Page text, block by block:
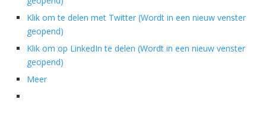
Klik om te delen met Twitter (Wordt in een nieuw venster
geopend)
Klik om op LinkedIn te delen (Wordt in een nieuw venster
geopend)
Meer